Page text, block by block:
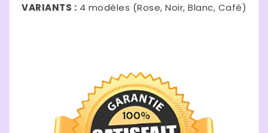
VARIANTS : 4 modèles (Rose, Noir, Blanc, Café)